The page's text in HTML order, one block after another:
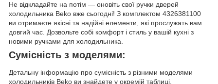
Не відкладайте на потім — оновіть свої ручки дверей
холодильника Beko вже сьогодні! З комплектом 4326381100
ви отримаєте якісні та надійні елементи, які прослужать вам
довгий час. Дозвольте собі комфорт і стиль у вашій кухні з
новими ручками для холодильника.
Сумісність з моделями:
Детальну інформацію про сумісність з різними моделями
холодильників Beko ви знайдете у окремій таблиці.